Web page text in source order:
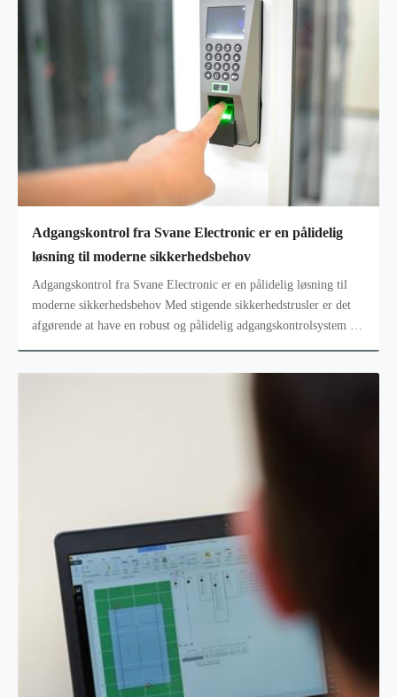
Adgangskontrol fra Svane Electronic er en pålidelig
løsning til moderne sikkerhedsbehov
Adgangskontrol fra Svane Electronic er en pålidelig løsning til
moderne sikkerhedsbehov Med stigende sikkerhedstrusler er det
afgørende at have en robust og pålidelig adgangskontrolsystem på